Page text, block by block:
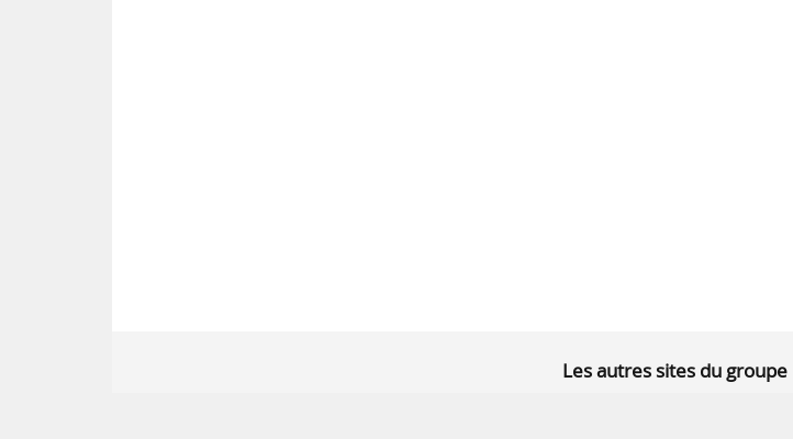
Les autres sites du groupe